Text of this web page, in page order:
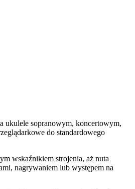
ukulele sopranowym, koncertowym,
do standardowego
wskaźnikiem strojenia, aż nuta
nagrywaniem lub występem na